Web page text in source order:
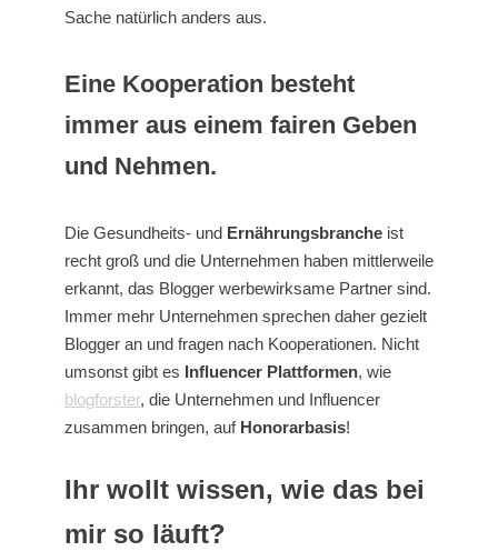
Sache natürlich anders aus.
Eine Kooperation besteht
immer aus einem fairen Geben
und Nehmen.
Die Gesundheits- und Ernährungsbranche ist
recht groß und die Unternehmen haben mittlerweile
erkannt, das Blogger werbewirksame Partner sind.
Immer mehr Unternehmen sprechen daher gezielt
Blogger an und fragen nach Kooperationen. Nicht
umsonst gibt es Influencer Plattformen, wie
blogforster, die Unternehmen und Influencer
zusammen bringen, auf Honorarbasis!
Ihr wollt wissen, wie das bei
mir so läuft?